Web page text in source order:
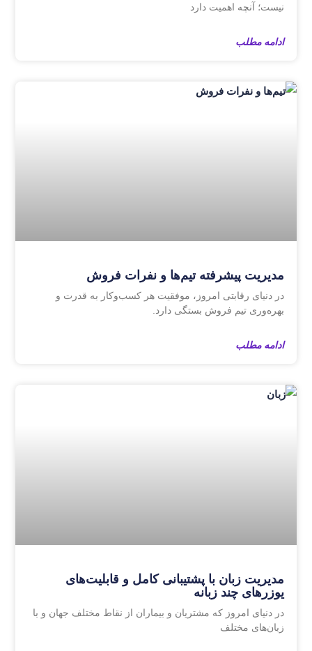
نیست؛ آنچه اهمیت دارد
ادامه مطلب
مدیریت پیشرفته تیم‌ها و نفرات فروش
در دنیای رقابتی امروز، موفقیت هر کسب‌وکار به قدرت و
بهره‌وری تیم فروش بستگی دارد.
ادامه مطلب
مدیریت زبان‌ با پشتیبانی کامل و قابلیت‌های
یوزرهای چند زبانه
در دنیای امروز که مشتریان و بیماران از نقاط مختلف جهان و با
زبان‌های مختلف